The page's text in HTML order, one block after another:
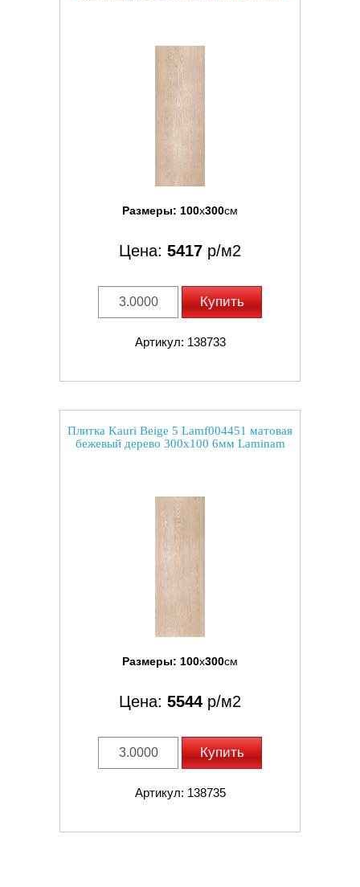
Размеры: 100x300см
Цена: 5417 р/м2
Купить
Артикул: 138733
Плитка Kauri Beige 5 Lamf004451 матовая
бежевый дерево 300x100 6мм Laminam
Размеры: 100x300см
Цена: 5544 р/м2
Купить
Артикул: 138735